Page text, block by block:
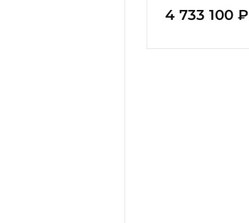
4 733 100 ₽